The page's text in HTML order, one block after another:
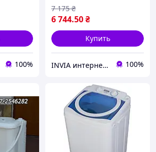
100%
двухбаковая помпа
реверс центрифуг
6 744.50₴
7 175 ₴
Купить
INVIA интернет магазин 100%